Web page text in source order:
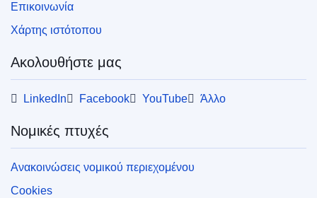
Επικοινωνία
Χάρτης ιστότοπου
Ακολουθήστε μας
LinkedIn Facebook YouTube Άλλο
Νομικές πτυχές
Ανακοινώσεις νομικού περιεχομένου
Cookies